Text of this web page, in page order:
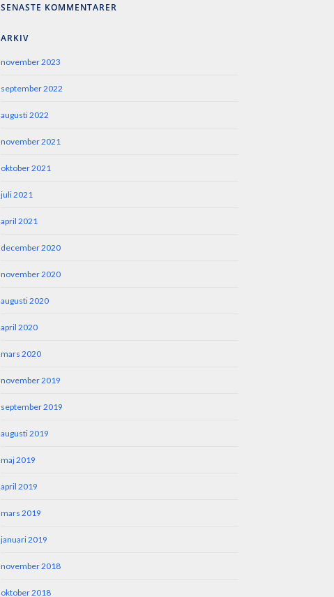
SENASTE KOMMENTARER
ARKIV
november 2023
september 2022
augusti 2022
november 2021
oktober 2021
juli 2021
april 2021
december 2020
november 2020
augusti 2020
april 2020
mars 2020
november 2019
september 2019
augusti 2019
maj 2019
april 2019
mars 2019
januari 2019
november 2018
oktober 2018